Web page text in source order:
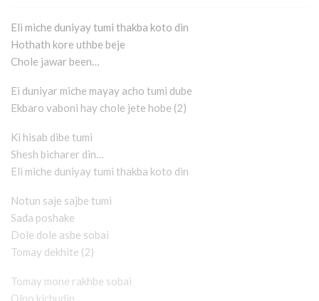
Eli miche duniyay tumi thakba koto din
Hothath kore uthbe beje
Chole jawar been…
Ei duniyar miche mayay acho tumi dube
Ekbaro vaboni hay chole jete hobe (2)
Ki hisab dibe tumi
Shesh bicharer din…
Eli miche duniyay tumi thakba koto din
Notun saje sajbe tumi
Sada poshake
Dole dole asbe sobai
Tomay dekhite (2)
Tomay mone rakhbe sobai
Olpo kichudin